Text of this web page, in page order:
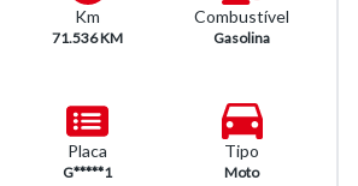
Km
71.536 KM
Combustível
Gasolina
Placa
G*****1
Tipo
Moto